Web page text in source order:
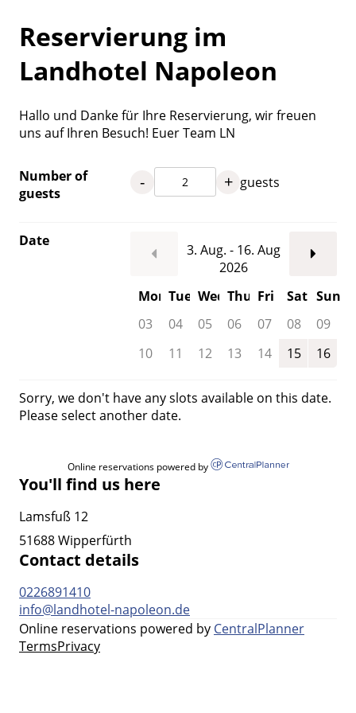
Reservierung im
Landhotel Napoleon
Hallo und Danke für Ihre Reservierung, wir freuen
uns auf Ihren Besuch! Euer Team LN
Number of
guests
- + guests
Date
3. Aug. - 16. Aug
2026
Mon Tue Wed Thu Fri Sat Sun
03
04 05 06 07 08
09
10
11 12 13 14 15 16
Sorry, we don't have any slots available on this date.
Please select another date.
Online reservations powered by
You'll find us here
Lamsfuß 12
51688 Wipperfürth
Contact details
0226891410
info@landhotel-napoleon.de
Online reservations powered by CentralPlanner
TermsPrivacy